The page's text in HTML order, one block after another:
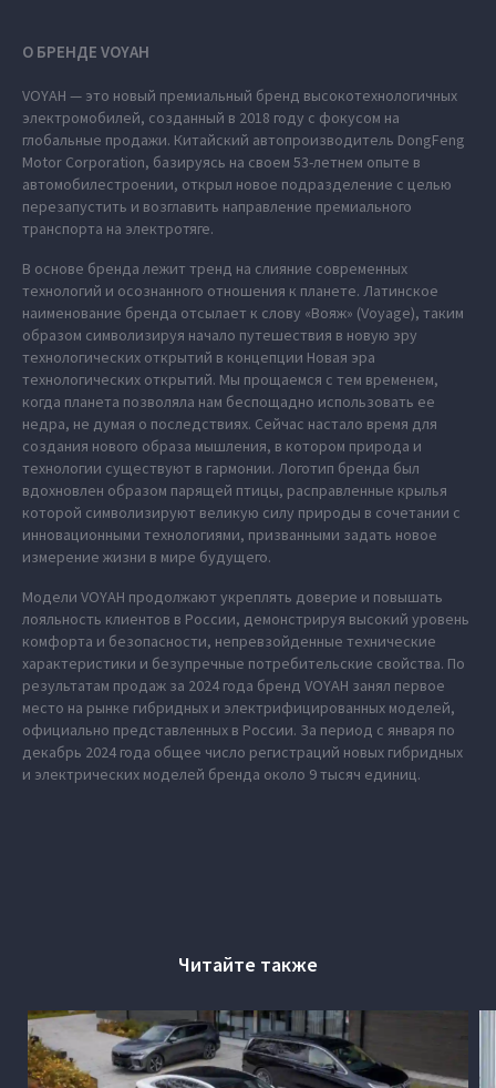
О БРЕНДЕ VOYAH
VOYAH — это новый премиальный бренд высокотехнологичных
электромобилей, созданный в 2018 году с фокусом на
глобальные продажи. Китайский автопроизводитель DongFeng
Motor Corporation, базируясь на своем 53-летнем опыте в
автомобилестроении, открыл новое подразделение с целью
перезапустить и возглавить направление премиального
транспорта на электротяге.
В основе бренда лежит тренд на слияние современных
технологий и осознанного отношения к планете. Латинское
наименование бренда отсылает к слову «Вояж» (Voyage), таким
образом символизируя начало путешествия в новую эру
технологических открытий в концепции Новая эра
технологических открытий. Мы прощаемся с тем временем,
когда планета позволяла нам беспощадно использовать ее
недра, не думая о последствиях. Сейчас настало время для
создания нового образа мышления, в котором природа и
технологии существуют в гармонии. Логотип бренда был
вдохновлен образом парящей птицы, расправленные крылья
которой символизируют великую силу природы в сочетании с
инновационными технологиями, призванными задать новое
измерение жизни в мире будущего.
Модели VOYAH продолжают укреплять доверие и повышать
лояльность клиентов в России, демонстрируя высокий уровень
комфорта и безопасности, непревзойденные технические
характеристики и безупречные потребительские свойства. По
результатам продаж за 2024 года бренд VOYAH занял первое
место на рынке гибридных и электрифицированных моделей,
официально представленных в России. За период с января по
декабрь 2024 года общее число регистраций новых гибридных
и электрических моделей бренда около 9 тысяч единиц.
Читайте также